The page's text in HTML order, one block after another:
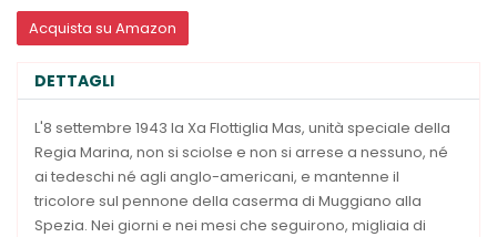
Acquista su Amazon
DETTAGLI
L'8 settembre 1943 la Xa Flottiglia Mas, unità speciale della
Regia Marina, non si sciolse e non si arrese a nessuno, né
ai tedeschi né agli anglo-americani, e mantenne il
tricolore sul pennone della caserma di Muggiano alla
Spezia. Nei giorni e nei mesi che seguirono, migliaia di